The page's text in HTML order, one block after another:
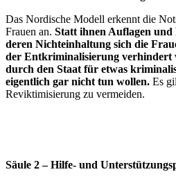
Das Nordische Modell erkennt die
Frauen an. Statt ihnen Auflagen und
deren Nichteinhaltung sich die
der Entkriminalisierung verhindert
durch den Staat für etwas
eigentlich gar nicht tun wollen. Es
Reviktimisierung zu vermeiden.
Säule 2 – Hilfe- und